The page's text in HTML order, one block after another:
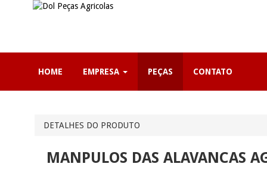
HOME EMPRESA PEÇAS CONTATO
DETALHES DO PRODUTO
MANPULOS DAS ALAVANCAS